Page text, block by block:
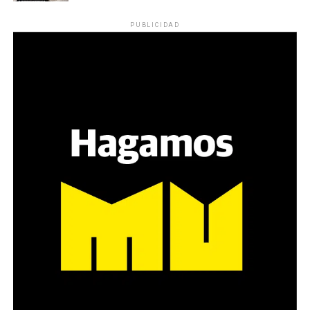
es a través del interrogante, que puedan encarnar la
pregunta», comparte Gonzalo, de 41 años.
PUBLICIDAD